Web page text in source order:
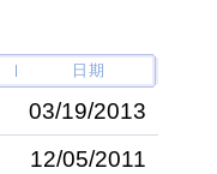
日期
03/19/2013
12/05/2011